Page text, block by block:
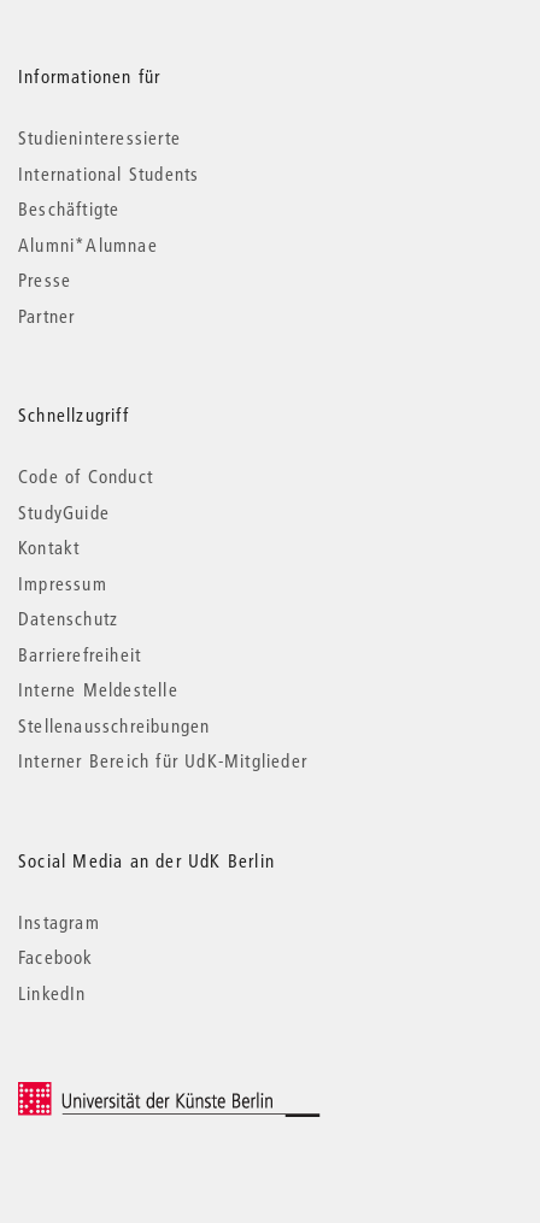
Informationen für
Studieninteressierte
International Students
Beschäftigte
Alumni*Alumnae
Presse
Partner
Schnellzugriff
Code of Conduct
StudyGuide
Kontakt
Impressum
Datenschutz
Barrierefreiheit
Interne Meldestelle
Stellenausschreibungen
Interner Bereich für UdK-Mitglieder
Social Media an der UdK Berlin
Instagram
Facebook
LinkedIn
© 2026 Universität der Künste Berlin